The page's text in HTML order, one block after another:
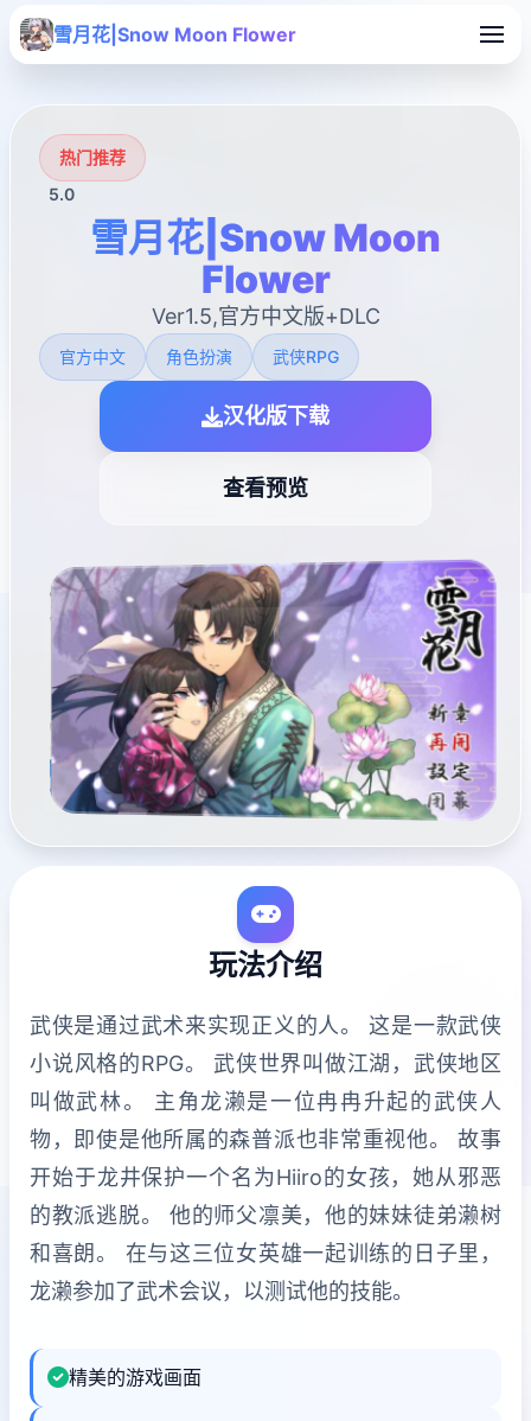
雪月花|Snow Moon Flower
热门推荐
5.0
雪月花|Snow Moon
Flower
Ver1.5,官方中文版+DLC
官方中文 角色扮演 武侠RPG
汉化版下载
查看预览
玩法介绍
武侠是通过武术来实现正义的人。 这是一款武侠
小说风格的RPG。 武侠世界叫做江湖，武侠地区
叫做武林。 主角龙濑是一位冉冉升起的武侠人
物，即使是他所属的森普派也非常重视他。 故事
开始于龙井保护一个名为Hiiro的女孩，她从邪恶
的教派逃脱。 他的师父凛美，他的妹妹徒弟濑树
和喜朗。 在与这三位女英雄一起训练的日子里，
龙濑参加了武术会议，以测试他的技能。
精美的游戏画面